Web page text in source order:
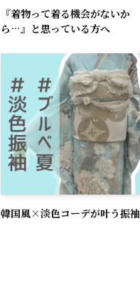
『着物って着る機会がないか
ら…』と思っている方へ
韓国風×淡色コーデが叶う振袖